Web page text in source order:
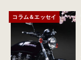
コラム＆エッセイ